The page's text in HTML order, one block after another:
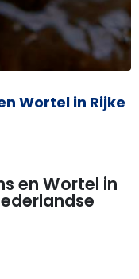
Wortel in Rijke
en Wortel in